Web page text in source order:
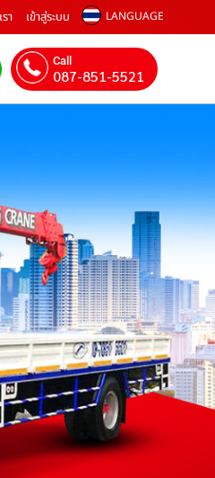
า เข้าสู่ระบบ LANGUAGE
Call
087-851-5521